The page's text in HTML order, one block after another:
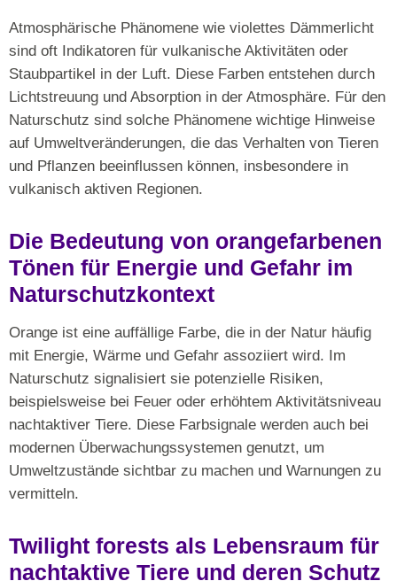
Atmosphärische Phänomene wie violettes Dämmerlicht
sind oft Indikatoren für vulkanische Aktivitäten oder
Staubpartikel in der Luft. Diese Farben entstehen durch
Lichtstreuung und Absorption in der Atmosphäre. Für den
Naturschutz sind solche Phänomene wichtige Hinweise
auf Umweltveränderungen, die das Verhalten von Tieren
und Pflanzen beeinflussen können, insbesondere in
vulkanisch aktiven Regionen.
Die Bedeutung von orangefarbenen
Tönen für Energie und Gefahr im
Naturschutzkontext
Orange ist eine auffällige Farbe, die in der Natur häufig
mit Energie, Wärme und Gefahr assoziiert wird. Im
Naturschutz signalisiert sie potenzielle Risiken,
beispielsweise bei Feuer oder erhöhtem Aktivitätsniveau
nachtaktiver Tiere. Diese Farbsignale werden auch bei
modernen Überwachungssystemen genutzt, um
Umweltzustände sichtbar zu machen und Warnungen zu
vermitteln.
Twilight forests als Lebensraum für
nachtaktive Tiere und deren Schutz